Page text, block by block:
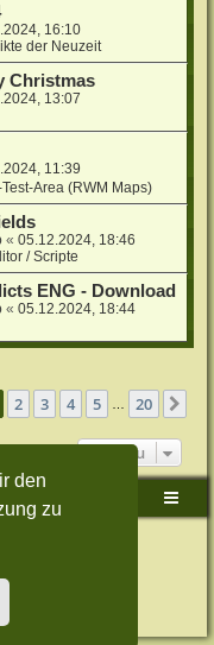
den
zu
16:10
der Neuzeit
Christmas
13:07
11:39
Area (RWM Maps)
«05.12.2024, 18:46
/ Scripte
ENG - Download
«05.12.2024, 18:44
1von 20
2 3 4 5 20
Gehe zu
Übersicht
Design